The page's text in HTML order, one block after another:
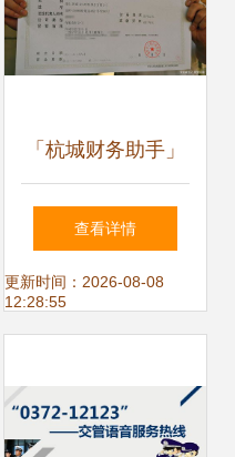
「杭城财务助手」
杭州代理记账公司
热线0571-
您想要的答案是…
查看详情
更新时间：2026-08-08
12:28:55